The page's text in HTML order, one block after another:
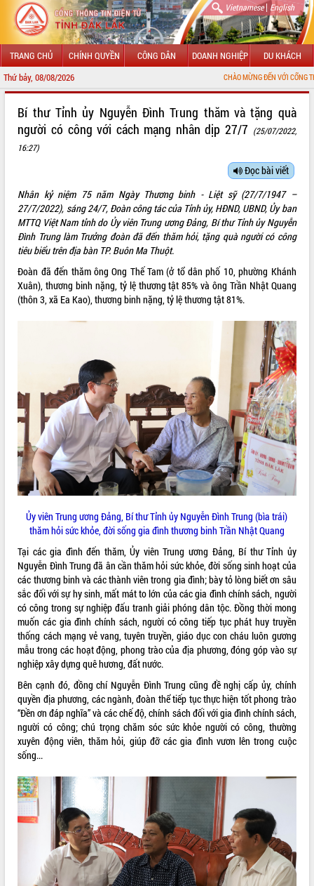
Vietnamese| English
TRANG CHỦ CHÍNH QUYỀN CÔNG DÂN DOANH NGHIỆP DU KHÁCH
Thứ bảy, 08/08/2026 CHÀO MỪNG ĐẾN VỚI CỔNG THÔNG
LÃNH ĐẠO UBND TỈNH
SỞ, BAN, NGÀNH
UBND CÁC XÃ, PHƯỜNG
THÔNG TIN CHỈ ĐẠO ĐIỀU HÀNH
HỆ THỐNG VĂN BẢN
VĂN BẢN HĐND TỈNH
QUY HOẠCH - KẾ HOẠCH
VIDEO
Khám bệnh, cấp phát thuốc miễn phí
và tặng quà người dân xã Cư Pui
Hội nghị UBND tỉnh Đắk Lắk thường kỳ
tháng 7/2026
Lễ truy tặng danh hiệu “Bà Mẹ Việt
Nam Anh hùng” và trao Huân chương
Lao động
Bí thư Tỉnh ủy Nguyễn Đình Trung thăm và tặng quà
người có công với cách mạng nhân dịp 27/7 (25/07/2022,
16:27)
Đọc bài viết
Nhân kỷ niệm 75 năm Ngày Thương binh - Liệt sỹ (27/7/1947 –
27/7/2022), sáng 24/7, Đoàn công tác của Tỉnh ủy, HĐND, UBND, Ủy ban
MTTQ Việt Nam tỉnh do Ủy viên Trung ương Đảng, Bí thư Tỉnh ủy Nguyễn
Đình Trung làm Trưởng đoàn đã đến thăm hỏi, tặng quà người có công
tiêu biểu trên địa bàn TP. Buôn Ma Thuột.
Đoàn đã đến thăm ông Ong Thế Tam (ở tổ dân phố 10, phường Khánh
Xuân), thương binh nặng, tỷ lệ thương tật 85% và ông Trần Nhật Quang
(thôn 3, xã Ea Kao), thương binh nặng, tỷ lệ thương tật 81%.
Ủy viên Trung ương Đảng, Bí thư Tỉnh ủy Nguyễn Đình Trung (bìa trái)
thăm hỏi sức khỏe, đời sống gia đình thương binh Trần Nhật Quang
Tại các gia đình đến thăm, Ủy viên Trung ương Đảng, Bí thư Tỉnh ủy
Nguyễn Đình Trung đã ân cần thăm hỏi sức khỏe, đời sống sinh hoạt của
các thương binh và các thành viên trong gia đình; bày tỏ lòng biết ơn sâu
sắc đối với sự hy sinh, mất mát to lớn của các gia đình chính sách, người
có công trong sự nghiệp đấu tranh giải phóng dân tộc. Đồng thời mong
muốn các gia đình chính sách, người có công tiếp tục phát huy truyền
thống cách mạng vẻ vang, tuyên truyền, giáo dục con cháu luôn gương
mẫu trong các hoạt động, phong trào của địa phương, đóng góp vào sự
nghiệp xây dựng quê hương, đất nước.
Bên cạnh đó, đồng chí Nguyễn Đình Trung cũng đề nghị cấp ủy, chính
quyền địa phương, các ngành, đoàn thể tiếp tục thực hiện tốt phong trào
“Đền ơn đáp nghĩa” và các chế độ, chính sách đối với gia đình chính sách,
người có công; chú trọng chăm sóc sức khỏe người có công, thường
xuyên động viên, thăm hỏi, giúp đỡ các gia đình vươn lên trong cuộc
sống...